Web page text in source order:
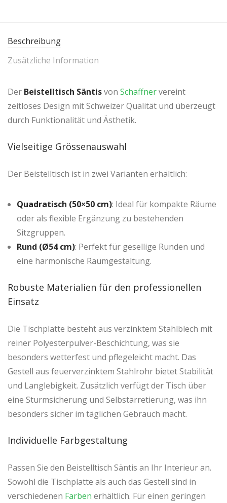
Beschreibung
Zusätzliche Information
Der Beistelltisch Säntisvon Schaffnervereint
zeitloses Design mit Schweizer Qualität und überzeugt
durch Funktionalität und Ästhetik.
Vielseitige Grössenauswahl
Der Beistelltisch ist in zwei Varianten erhältlich:
Quadratisch (50×50 cm): Ideal für kompakte Räume
oder als flexible Ergänzung zu bestehenden
Sitzgruppen.
Rund (Ø54 cm): Perfekt für gesellige Runden und
eine harmonische Raumgestaltung.
Robuste Materialien für den professionellen
Einsatz
Die Tischplatte besteht aus verzinktem Stahlblech mit
reiner Polyesterpulver-Beschichtung, was sie
besonders wetterfest und pflegeleicht macht. Das
Gestell aus feuerverzinktem Stahlrohr bietet Stabilität
und Langlebigkeit. Zusätzlich verfügt der Tisch über
eine Sturmsicherung und Selbstarretierung, was ihn
besonders sicher im täglichen Gebrauch macht.
Individuelle Farbgestaltung
Passen Sie den Beistelltisch Säntis an Ihr Interieur an.
Sowohl die Tischplatte als auch das Gestell sind in
verschiedenen Farben erhältlich. Für einen geringen